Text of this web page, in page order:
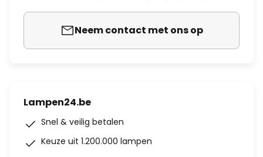
Neem contact met ons op
Lampen24.be
Snel & veilig betalen
Keuze uit 1.200.000 lampen